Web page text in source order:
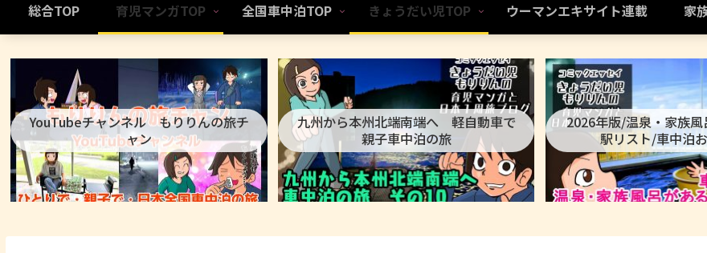
総合TOP 育児マンガTOP 全国車中泊TOP きょうだい児TOP ウーマンエキサイト連載 家
YouTubeチャンネル もりりんの旅チ
ャン
九州から本州北端南端へ 軽自動車で
親子車中泊の旅
2026年版/温泉・家族風
駅リスト/車中泊